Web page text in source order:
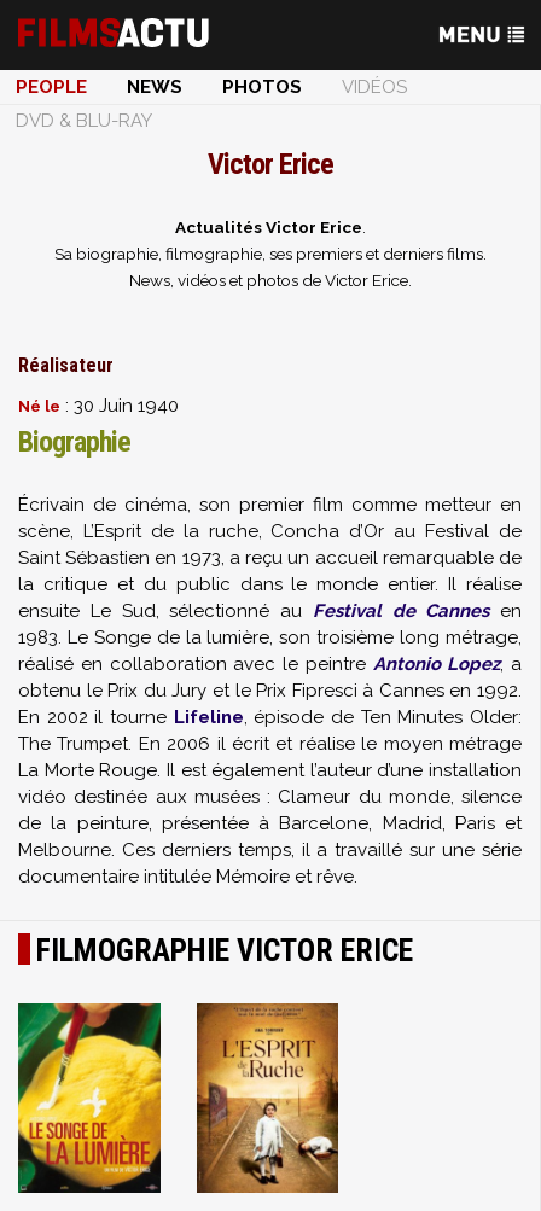
PEOPLE NEWS PHOTOS
VIDÉOS
DVD & BLU-RAY
Victor Erice
Actualités Victor Erice
Sa biographie, filmographie, ses premiers et derniers films.
News, vidéos et photos de Victor Erice.
Réalisateur
Né le : 30 Juin 1940
Biographie
Écrivain de cinéma, son premier film comme metteur en
scène, L’Esprit de la ruche, Concha d’Or au Festival de
Saint Sébastien en 1973, a reçu un accueil remarquable de
la critique et du public dans le monde entier. Il réalise
ensuite Le Sud, sélectionné au Festival de Cannesen
1983. Le Songe de la lumière, son troisième long métrage,
réalisé en collaboration avec le peintre Antonio Lopez, a
obtenu le Prix du Jury et le Prix Fipresci à Cannes en 1992.
En 2002 il tourne Lifeline, épisode de Ten Minutes Older:
The Trumpet. En 2006 il écrit et réalise le moyen métrage
La Morte Rouge. Il est également l’auteur d’une installation
vidéo destinée aux musées : Clameur du monde, silence
de la peinture, présentée à Barcelone, Madrid, Paris et
Melbourne. Ces derniers temps, il a travaillé sur une série
documentaire intitulée Mémoire et rêve.
FILMOGRAPHIE VICTOR ERICE